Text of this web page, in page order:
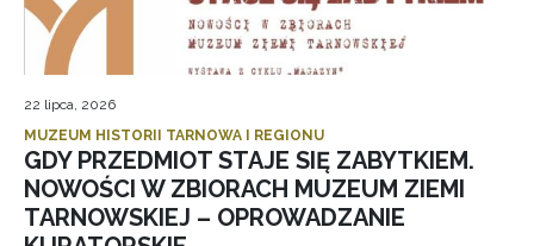
22 lipca, 2026
MUZEUM HISTORII TARNOWA I REGIONU
GDY PRZEDMIOT STAJE SIĘ ZABYTKIEM.
NOWOŚCI W ZBIORACH MUZEUM ZIEMI
TARNOWSKIEJ – OPROWADZANIE